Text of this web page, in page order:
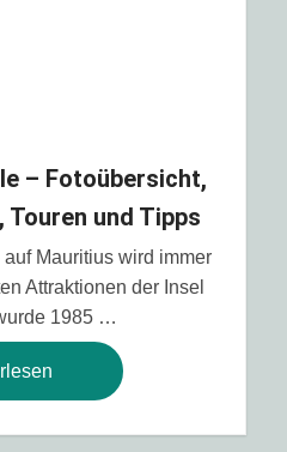
– Fotoübersicht,
Touren und Tipps
Mauritius wird immer
Attraktionen der Insel
1985 …